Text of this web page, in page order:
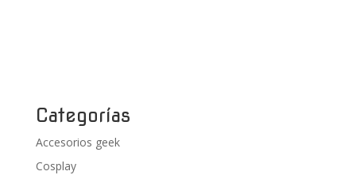
Categorías
Accesorios geek
Cosplay